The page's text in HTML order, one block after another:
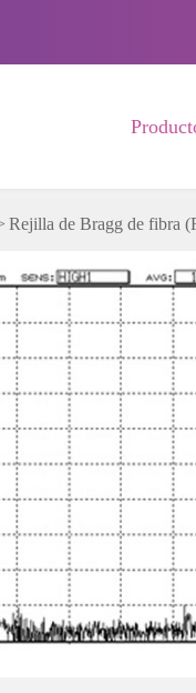
Rejilla de Bragg de fibra